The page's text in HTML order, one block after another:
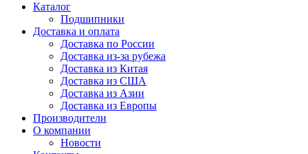
Каталог
Подшипники
Доставка и оплата
Доставка по России
Доставка из-за рубежа
Доставка из Китая
Доставка из США
Доставка из Азии
Доставка из Европы
Производители
О компании
Новости